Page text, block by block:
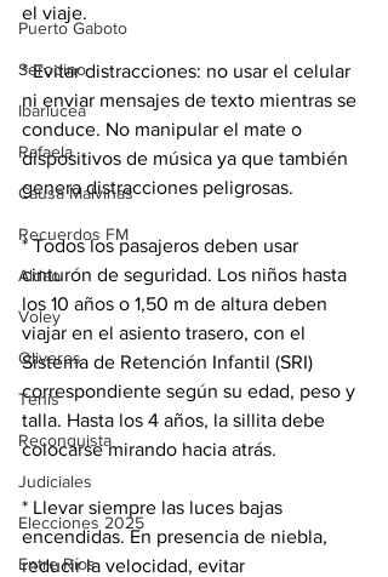
Puerto Gaboto
Serodino
Ibarlucea
Rafaela
Causa Malvinas
Recuerdos FM
Aldao
Voley
Oliveros
Tenis
Reconquista
Judiciales
Elecciones 2025
Entre Ríos
el viaje.
* Evitar distracciones: no usar el celular
ni enviar mensajes de texto mientras se
conduce. No manipular el mate o
dispositivos de música ya que también
genera distracciones peligrosas.
* Todos los pasajeros deben usar
cinturón de seguridad. Los niños hasta
los 10 años o 1,50 m de altura deben
viajar en el asiento trasero, con el
Sistema de Retención Infantil (SRI)
correspondiente según su edad, peso y
talla. Hasta los 4 años, la sillita debe
colocarse mirando hacia atrás.
* Llevar siempre las luces bajas
encendidas. En presencia de niebla,
reducir la velocidad, evitar